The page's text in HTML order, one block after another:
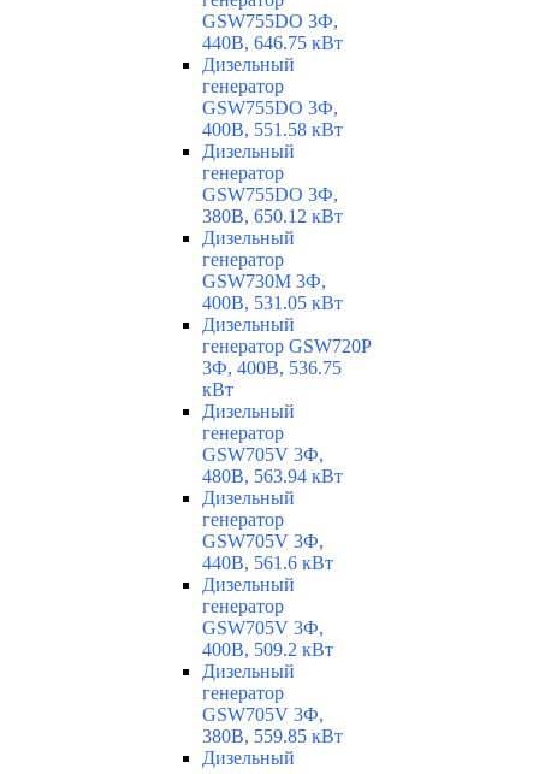
GSW755DO 3Ф,
440В, 646.75 кВт
Дизельный
генератор
GSW755DO 3Ф,
400В, 551.58 кВт
Дизельный
генератор
GSW755DO 3Ф,
380В, 650.12 кВт
Дизельный
генератор
GSW730M 3Ф,
400В, 531.05 кВт
Дизельный
генератор GSW720P
3Ф, 400В, 536.75
кВт
Дизельный
генератор
GSW705V 3Ф,
480В, 563.94 кВт
Дизельный
генератор
GSW705V 3Ф,
440В, 561.6 кВт
Дизельный
генератор
GSW705V 3Ф,
400В, 509.2 кВт
Дизельный
генератор
GSW705V 3Ф,
380В, 559.85 кВт
Дизельный